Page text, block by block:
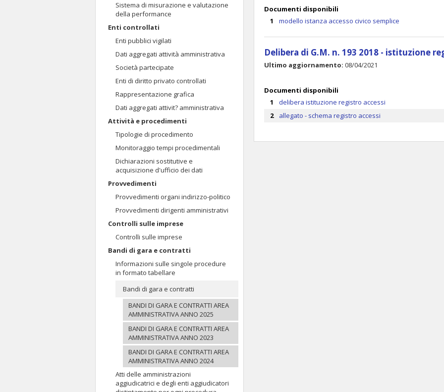
Sistema di misurazione e valutazione
della performance
Enti controllati
Enti pubblici vigilati
Dati aggregati attività amministrativa
Società partecipate
Enti di diritto privato controllati
Rappresentazione grafica
Dati aggregati attivit? amministrativa
Attività e procedimenti
Tipologie di procedimento
Monitoraggio tempi procedimentali
Dichiarazioni sostitutive e
acquisizione d'ufficio dei dati
Provvedimenti
Provvedimenti organi indirizzo-politico
Provvedimenti dirigenti amministrativi
Controlli sulle imprese
Controlli sulle imprese
Bandi di gara e contratti
Informazioni sulle singole procedure
in formato tabellare
Bandi di gara e contratti
BANDI DI GARA E CONTRATTI AREA
AMMINISTRATIVA ANNO 2025
BANDI DI GARA E CONTRATTI AREA
AMMINISTRATIVA ANNO 2023
BANDI DI GARA E CONTRATTI AREA
AMMINISTRATIVA ANNO 2024
Atti delle amministrazioni
aggiudicatrici e degli enti aggiudicatori
Documenti disponibili
modello istanza accesso civico semplice
Delibera di G.M. n. 193 2018 - istituzione
Ultimo aggiornamento: 08/04/2021
Documenti disponibili
delibera istituzione registro accessi
allegato - schema registro accessi